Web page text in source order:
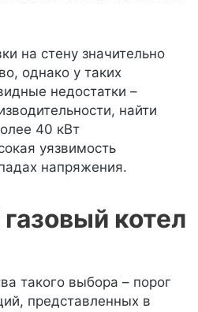
на стену значительно
однако у таких
недостатки –
найти
40 кВт
уязвимость
напряжения.
котел
такого выбора – порог
представленных в